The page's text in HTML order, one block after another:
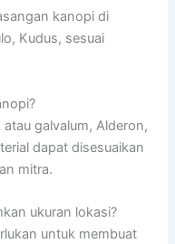
kanopi di
Kudus, sesuai
galvalum, Alderon,
dapat disesuaikan
mitra.
ukuran lokasi?
untuk membuat